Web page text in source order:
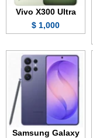
Vivo X300 Ultra
1,000 $
Samsung Galaxy